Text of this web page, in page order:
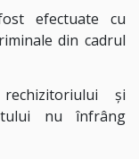
efectuate cu
din cadrul
şi
nu înfrâng